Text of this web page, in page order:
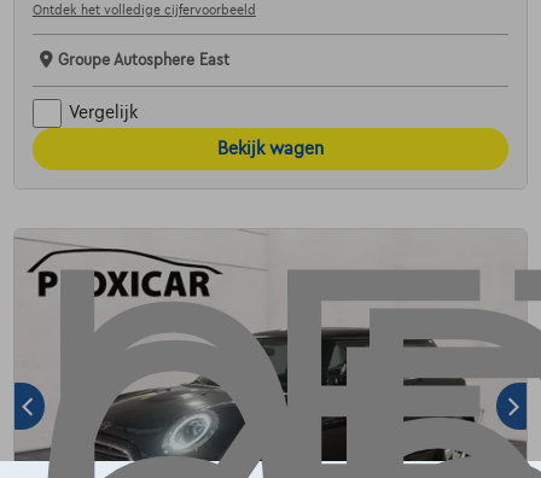
Ontdek het volledige cijfervoorbeeld
Groupe Autosphere East
Vergelijk
Bekijk wagen